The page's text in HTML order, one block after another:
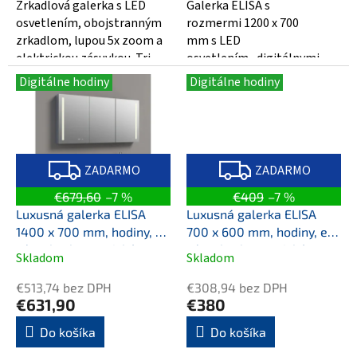
hviezdičiek.
Zrkadlová galerka s LED
osvetlením, obojstranným
zrkadlom, lupou 5x zoom a
elektrickou zásuvkou. Tri
nastaviteľné sklenené
poličky...
hviezdičiek.
Galerka ELISA s
rozmermi 1200 x 700
mm s LED
osvetlením , digitálnymi
hodinami , elektrickou...
Digitálne hodiny
Z
A
D
A
R
M
O
ZADARMO
€679,60 –7 %
Luxusná galerka ELISA
1400 x 700 mm, hodiny, el.
zásuvka, kozmetické
zrkadlo a LED osvetlenie
Priemerné
hodnotenie
produktu
je
4,5
z
Skladom
€513,74 bez DPH
€631,90
Do košíka
Digitálne hodiny
Z
A
D
A
R
M
O
ZADARMO
€409 –7 %
Luxusná galerka ELISA
700 x 600 mm, hodiny, el.
zásuvka, kozmetické
zrkadlo a LED osvetlenie
Priemerné
hodnotenie
produktu
je
4,1
z
Skladom
€308,94 bez DPH
€380
Do košíka